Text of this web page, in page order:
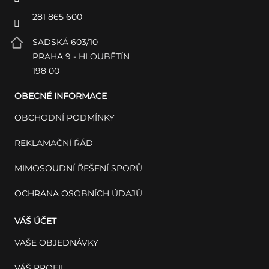
281 865 600
SADSKÁ 603/10
PRAHA 9 - HLOUBĚTÍN
198 00
OBECNÉ INFORMACE
OBCHODNÍ PODMÍNKY
REKLAMAČNÍ ŘÁD
MIMOSOUDNÍ ŘEŠENÍ SPORŮ
OCHRANA OSOBNÍCH ÚDAJŮ
VÁŠ ÚČET
VAŠE OBJEDNÁVKY